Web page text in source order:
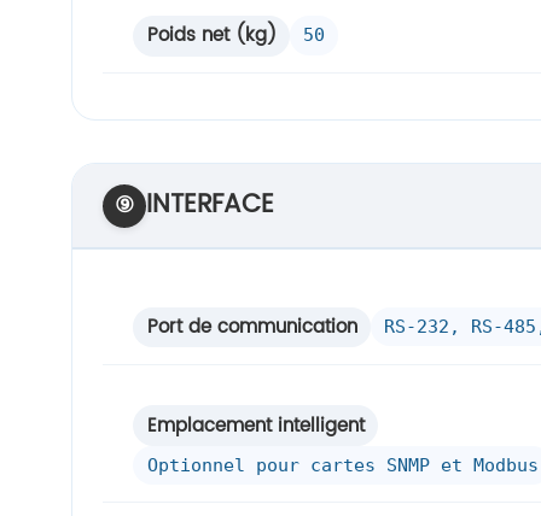
Poids net (kg) 50
⑨ INTERFACE
Port de communication RS-232, RS-
Emplacement intelligent
Optionnel pour cartes SNMP et Modbus